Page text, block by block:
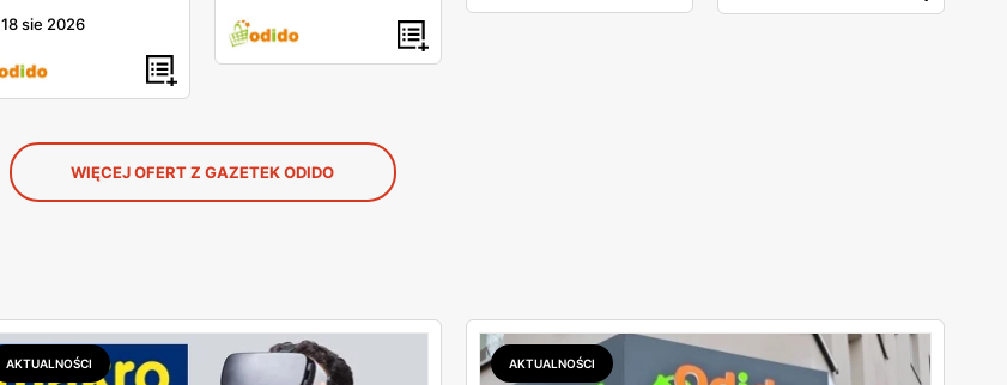
18 sie 2026
WIĘCEJ OFERT Z GAZETEK ODIDO
AKTUALNOŚCI AKTUALNOŚCI